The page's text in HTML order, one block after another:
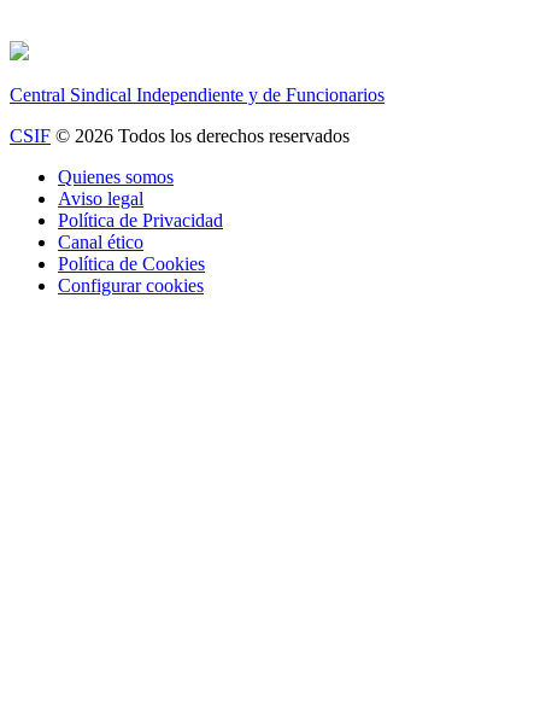
Central Sindical Independiente y de Funcionarios
CSIF © 2026 Todos los derechos reservados
Quienes somos
Aviso legal
Política de Privacidad
Canal ético
Política de Cookies
Configurar cookies